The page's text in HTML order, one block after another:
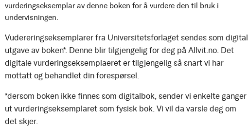
vurderingseksemplar av denne boken for å vurdere den til bruk i
undervisningen.
Vudereringseksemplarer fra Universitetsforlaget sendes som digital
utgave av boken*. Denne blir tilgjengelig for deg på Allvit.no. Det
digitale vurderingseksemplaeret er tilgjengelig så snart vi har
mottatt og behandlet din forespørsel.
*dersom boken ikke finnes som digitalbok, sender vi enkelte ganger
ut vurderingseksemplaret som fysisk bok. Vi vil da varsle deg om
det skjer.